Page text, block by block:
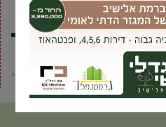
פוסט הבא »